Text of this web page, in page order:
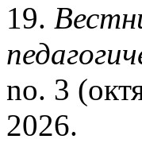
19.
no. 3
2026.